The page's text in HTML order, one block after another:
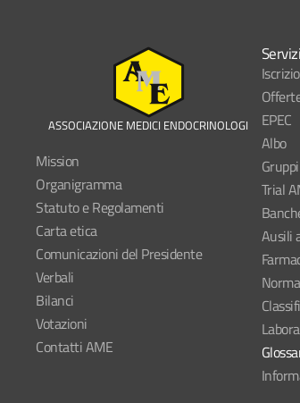
ASSOCIAZIONE MEDICI ENDOCRINOLOGI
Mission
Organigramma
Statuto e Regolamenti
Carta etica
Comunicazioni del Presidente
Verbali
Bilanci
Votazioni
Contatti AME
EPEC
Albo
Trial
Ausili